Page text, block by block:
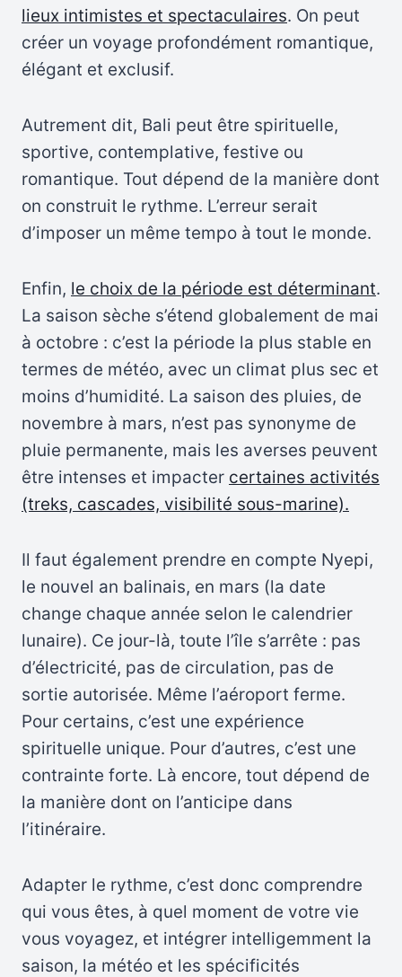
lieux intimistes et spectaculaires. On peut
créer un voyage profondément romantique,
élégant et exclusif.
Autrement dit, Bali peut être spirituelle,
sportive, contemplative, festive ou
romantique. Tout dépend de la manière dont
on construit le rythme. L’erreur serait
d’imposer un même tempo à tout le monde.
Enfin, le choix de la période est déterminant.
La saison sèche s’étend globalement de mai
à octobre : c’est la période la plus stable en
termes de météo, avec un climat plus sec et
moins d’humidité. La saison des pluies, de
novembre à mars, n’est pas synonyme de
pluie permanente, mais les averses peuvent
être intenses et impacter certaines activités
(treks, cascades, visibilité sous-marine).
Il faut également prendre en compte Nyepi,
le nouvel an balinais, en mars (la date
change chaque année selon le calendrier
lunaire). Ce jour-là, toute l’île s’arrête : pas
d’électricité, pas de circulation, pas de
sortie autorisée. Même l’aéroport ferme.
Pour certains, c’est une expérience
spirituelle unique. Pour d’autres, c’est une
contrainte forte. Là encore, tout dépend de
la manière dont on l’anticipe dans
l’itinéraire.
Adapter le rythme, c’est donc comprendre
qui vous êtes, à quel moment de votre vie
vous voyagez, et intégrer intelligemment la
saison, la météo et les spécificités